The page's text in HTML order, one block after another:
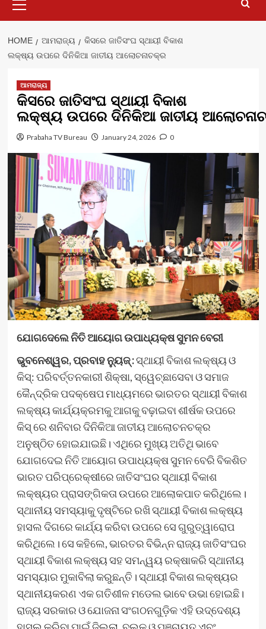
Menu
HOME ଆମରାଜ୍ୟ
କିସରେ ଜାତିସଂଘ ସ୍ଥାୟୀ ବିକାଶ
ଲକ୍ଷ୍ୟ ଉପରେ ଦିନିକିଆ ଜାତୀୟ ଆଲୋଚନାଚକ୍ର
ଆମରାଜ୍ୟ
କିସରେ ଜାତିସଂଘ ସ୍ଥାୟୀ ବିକାଶ
ଲକ୍ଷ୍ୟ ଉପରେ ଦିନିକିଆ ଜାତୀୟ
Prabaha TV Bureau January 24, 2026 0
ଯୋଗଦେଲେ ନିତି ଆୟୋଗ ଉପାଧ୍ୟକ୍ଷସୁମନ ବେରୀ
ଭୁବନେଶ୍ୱର, ପ୍ରବାହ ନ୍ୟୁଜ୍ :ସ୍ଥାୟୀ ବିକାଶ ଲକ୍ଷ୍ୟ ଓ
କିସ୍‍: ପରିବର୍ତ୍ତନକାରୀ ଶିକ୍ଷା, ସ୍ୱେଚ୍ଛାସେବା ଓ ସମାଜ
କୈନ୍ଦ୍ରିକ ପଦକ୍ଷେପ ମାଧ୍ୟମରେ ଭାରତର ସ୍ଥାୟୀ ବିକାଶ
ଲକ୍ଷ୍ୟ କାର୍ଯ୍ୟକ୍ରମକୁ ଆଗକୁ ବଢ଼ାଇବା ଶୀର୍ଷକ ଉପରେ
କିସ୍‍ ରେ ଶନିବାର ଦିନିକିଆ ଜାତୀୟ ଆଲୋଚନଚକ୍ର
ଅନୁଷ୍ଠିତ ହୋଇଯାଇଛି। ଏଥିରେ ମୁଖ୍ୟ ଅତିଥି ଭାବେ
ଯୋଗଦେଇ ନିତି ଆୟୋଗ ଉପାଧ୍ୟକ୍ଷ ସୁମନ ବେରି ବିକଶିତ
ଭାରତ ପରିପ୍ରେକ୍ଷୀରେ ଜାତିସଂଘର ସ୍ଥାୟୀ ବିକାଶ
ଲକ୍ଷ୍ୟର ପ୍ରାସଙ୍ଗିକତା ଉପରେ ଆଲୋକପାତ କରିଥିଲେ।
ସ୍ଥାନୀୟ ସମସ୍ୟାକୁ ଦୃଷ୍ଟିରେ ରଖି ସ୍ଥାୟୀ ବିକାଶ ଲକ୍ଷ୍ୟ
ହାସଲ ଦିଗରେ କାର୍ଯ୍ୟ କରିବା ଉପରେ ସେ ଗୁରୁତ୍ୱାରୋପ
କରିଥିଲେ। ସେ କହିଲେ, ଭାରତର ବିଭିନ୍ନ ରାଜ୍ୟ ଜାତିସଂଘର
ସ୍ଥାୟୀ ବିକାଶ ଲକ୍ଷ୍ୟ ସହ ସମନ୍ୱୟ ରକ୍ଷାକରି ସ୍ଥାନୀୟ
ସମସ୍ୟାର ମୁକାବିଲା କରୁଛନ୍ତି। ସ୍ଥାୟୀ ବିକାଶ ଲକ୍ଷ୍ୟର
ସ୍ଥାନୀୟକରଣ ଏକ ଗତିଶୀଳ ମଡେଲ ଭାବେ ଉଭା ହୋଇଛି।
ରାଜ୍ୟ ସରକାର ଓ ଯୋଜନା ସଂଗଠନଗୁଡ଼ିକ ଏହି ଉଦ୍ଦେଶ୍ୟ